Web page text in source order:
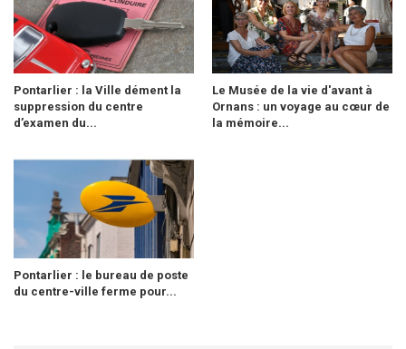
Pontarlier : la Ville dément la
suppression du centre
d’examen du...
Le Musée de la vie d'avant à
Ornans : un voyage au cœur de
la mémoire...
Pontarlier : le bureau de poste
du centre-ville ferme pour...